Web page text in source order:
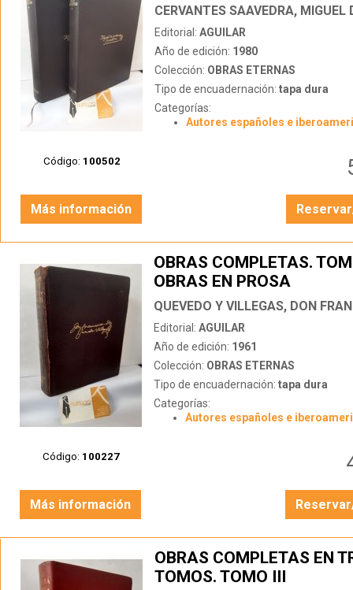
Código: 100502
CERVANTES SAAVEDRA, MIGUEL
Editorial: AGUILAR
Año de edición: 1980
Colección: OBRAS ETERNAS
Tipo de encuadernación: tapa dura
Categorías:
Autores españoles e
Más información
Código: 100227
OBRAS COMPLETAS.
OBRAS EN PROSA
QUEVEDO Y VILLEGAS, DON
Editorial: AGUILAR
Año de edición: 1961
Colección: OBRAS ETERNAS
Tipo de encuadernación: tapa dura
Categorías:
Autores españoles e
Más información
OBRAS COMPLETAS EN
TOMOS. TOMO III